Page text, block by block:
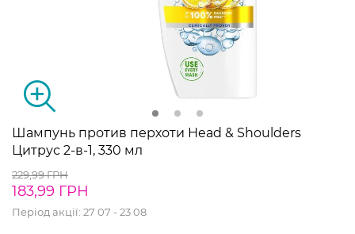
Шампунь против перхоти Head & Shoulders
Цитрус 2-в-1, 330 мл
229,99 ГРН
183,99 ГРН
Період акції: 27 07 - 23 08